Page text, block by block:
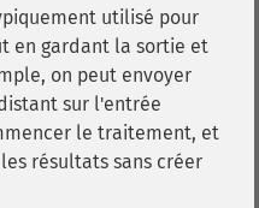
utilisé pour
en gardant la sortie et
on peut envoyer
sur l'entrée
le traitement, et
résultats sans créer